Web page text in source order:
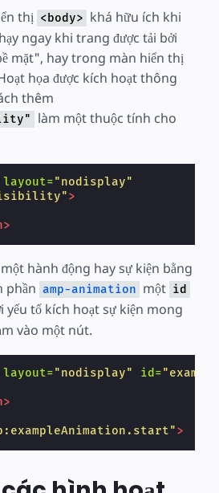
thị <body> khá hữu ích khi
ngay khi trang được tải bởi
mặt", hay trong màn hiển thị
họa được kích hoạt thông
thêm
làm một thuộc tính cho
layout="nodisplay"
>
hành động hay sự kiện bằng
phần amp-animation một id
yếu tố kích hoạt sự kiện mong
vào một nút.
layout="nodisplay" id=
>